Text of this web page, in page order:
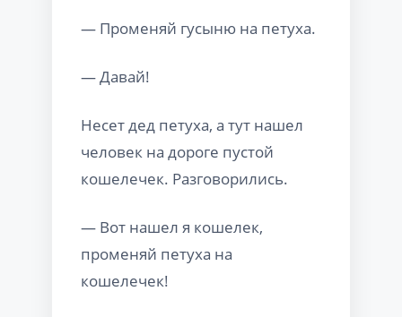
— Променяй гусыню на петуха.
— Давай!
Несет дед петуха, а тут нашел
человек на дороге пустой
кошелечек. Разговорились.
— Вот нашел я кошелек,
променяй петуха на
кошелечек!